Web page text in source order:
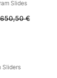
Slides
650,50 €
Sliders